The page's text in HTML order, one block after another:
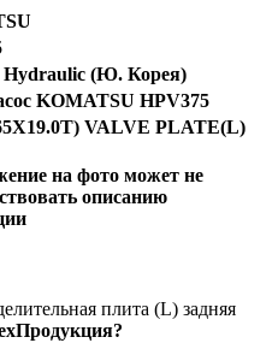
Hydraulic (Ю. Корея)
KOMATSU HPV375
VALVE PLATE(L)
на фото может не
описанию
плита (L) задняя